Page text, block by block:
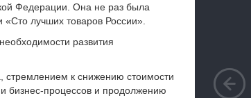
Федерации. Она не раз была
«Сто лучших товаров России».
развития
стремлением к снижению стоимости
бизнес-процессов и продолжению